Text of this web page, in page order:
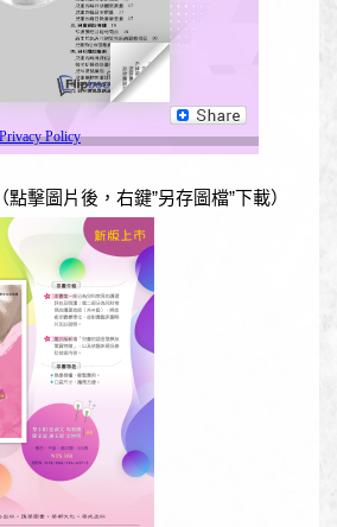
（點擊圖片後，右鍵”另存圖檔”下載）